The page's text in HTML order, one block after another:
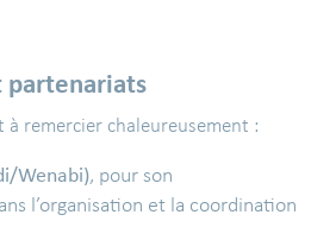
partenariats
remercier chaleureusement :
Wenabi), pour son
l’organisation et la coordination